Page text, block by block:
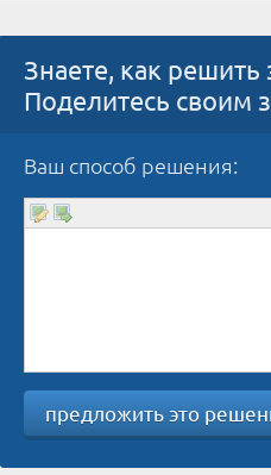
Знаете, как решить
Поделитесь своим
Ваш способ решения:
предложить это